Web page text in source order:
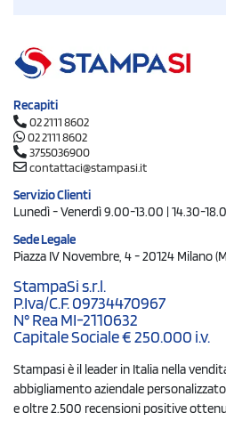
Recapiti
02 2111 8602
02 2111 8602
3755036900
contattaci@stampasi.it
Servizio Clienti
Lunedì - Venerdì 9.00-13.00 | 14.30-
Sede Legale
Piazza IV Novembre, 4 - 20124 Milano
StampaSi s.r.l.
P.Iva/C.F. 09734470967
N° Rea MI-2110632
Capitale Sociale € 250.000 i.v.
Stampasi è il leader in Italia nella
abbigliamento aziendale
e oltre 2.500 recensioni positive